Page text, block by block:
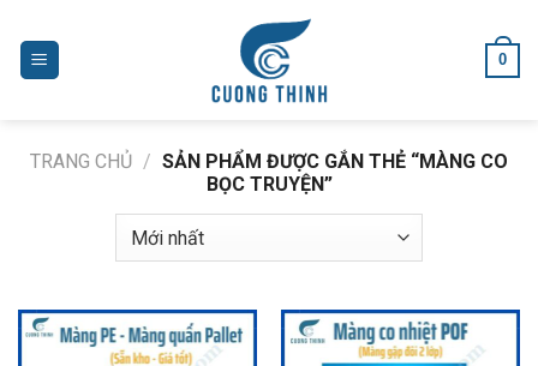
content
0
TRANG CHỦ / SẢN PHẨM ĐƯỢC GẮN THẺ “MÀNG CO
BỌC TRUYỆN”